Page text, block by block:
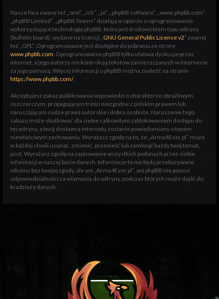
Nasze fora zwane też „one”, „ich”, „je”, „phpBB software”, „www.phpbb.com”,
„phpBB Limited”, „phpBB Teams” działają w oparciu o oprogramowanie
wykorzystujące technologię phpBB, która jest środowiskiem typu witryny
(bulletin board), wydane na licencji „GNU General Public License v2” zwanej
też „GPL”. Oprogramowanie jest dostępne do pobrania ze strony
www.phpbb.com. Oprogramowanie phpBB tylko ułatwia dyskusje przez
internet, a jego autorzy nie kontrolują tekstów zamieszczanych w internecie
za jego pomocą. Więcej informacji o phpBB można znaleźć na stronie
https://www.phpbb.com/.
Akceptujesz zakaz publikowania wypowiedzi o charakterze obraźliwym,
oszczerczym, propagującym treści niezgodne z polskim prawem lub
naruszającym cudze prawa autorskie i dobra osobiste. Naruszenie tego
zakazu może skutkować dla ciebie całkowitym zablokowaniem dostępu do
tej witryny, a twój dostawca internetu zostanie powiadomiony o twoim
niewłaściwym zachowaniu. Wyrażasz zgodę na to, że „Arma4Ever.pl” może
w każdej chwili usunąć, zmienić, przenieść lub zamknąć każdy twój temat,
post. Wyrażasz zgodę na zapisywanie wszystkich podanych przez ciebie
informacji w naszej bazie danych. Informacje te nie będą przekazywane
nikomu bez twojej zgody, ale ani „Arma4Ever.pl”, ani phpBB nie ponosi
odpowiedzialności za włamania do witryny, podczas których może dojść do
kradzieży danych.